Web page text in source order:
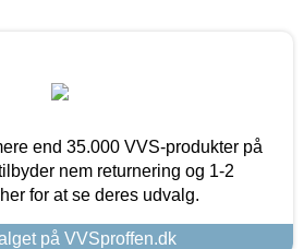
end 35.000 VVS-produkter på
nem returnering og 1-2
for at se deres udvalg.
på VVSproffen.dk